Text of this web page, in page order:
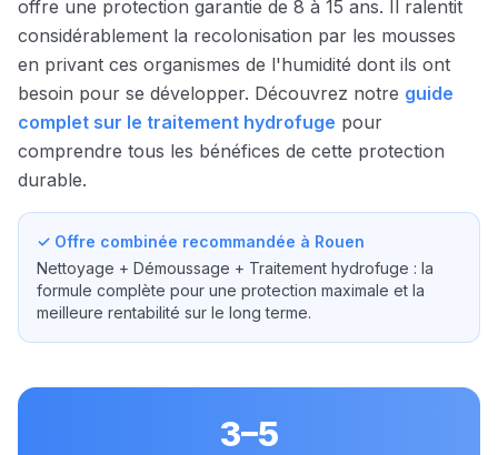
offre une protection garantie de 8 à 15 ans. Il ralentit
considérablement la recolonisation par les mousses
en privant ces organismes de l'humidité dont ils ont
besoin pour se développer. Découvrez notre guide
complet sur le traitement hydrofuge pour
comprendre tous les bénéfices de cette protection
durable.
✓ Offre combinée recommandée à Rouen
Nettoyage + Démoussage + Traitement hydrofuge : la
formule complète pour une protection maximale et la
meilleure rentabilité sur le long terme.
3–5